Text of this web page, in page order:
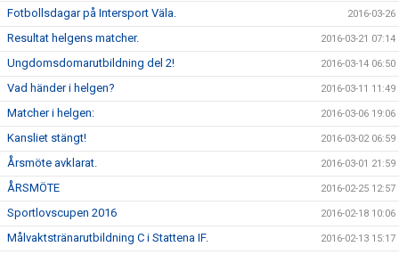
Fotbollsdagar på Intersport Väla. 2016-03-26
Resultat helgens matcher. 2016-03-21 07:14
Ungdomsdomarutbildning del 2! 2016-03-14 06:50
Vad händer i helgen? 2016-03-11 11:49
Matcher i helgen: 2016-03-06 19:06
Kansliet stängt! 2016-03-02 06:59
Årsmöte avklarat. 2016-03-01 21:59
ÅRSMÖTE 2016-02-25 12:57
Sportlovscupen 2016 2016-02-18 10:06
Målvaktstränarutbildning C i Stattena IF. 2016-02-13 15:17